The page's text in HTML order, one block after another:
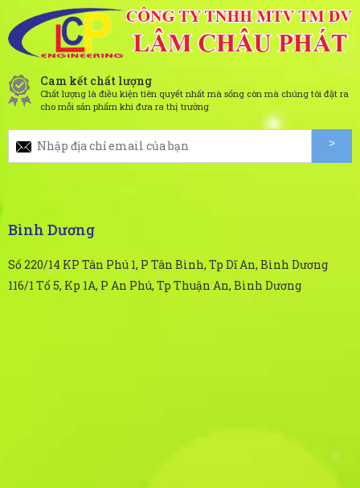
Cam kết chất lượng
Chất lượng là điều kiện tiên quyết nhất mà sống còn mà chúng tôi đặt ra
cho mỗi sản phẩm khi đưa ra thị trường
Bình Dương
Số 220/14 KP Tân Phú 1, P Tân Bình, Tp Dĩ An, Bình Dương
116/1 Tổ 5, Kp 1A, P An Phú, Tp Thuận An, Bình Dương